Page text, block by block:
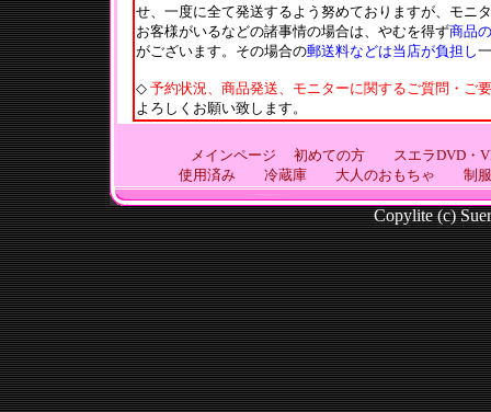
せ、一度に全て発送するよう努めておりますが、モニ
お客様がいるなどの諸事情の場合は、やむを得ず商品
がございます。その場合の郵送料などは当店が負担し
◇ 予約状況、商品発送、モニターに関するご質問・ご
よろしくお願い致します。
メインページ 初めての方
スエラDVD・
使用済み
冷蔵庫 大人のおもちゃ 制服
Copylite (c)